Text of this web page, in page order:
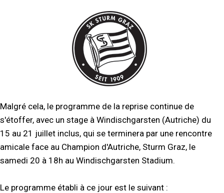
Malgré cela, le programme de la reprise continue de
s'étoffer, avec un stage à Windischgarsten (Autriche) du
15 au 21 juillet inclus, qui se terminera par une rencontre
amicale face au Champion d'Autriche, Sturm Graz, le
samedi 20 à 18h au Windischgarsten Stadium.
Le programme établi à ce jour est le suivant :